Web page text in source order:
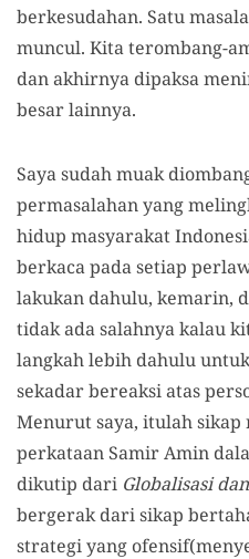
berkesudahan. Satu
muncul. Kita terombang-
dan akhirnya dipaksa
besar lainnya.
Saya sudah muak
permasalahan yang
hidup masyarakat
berkaca pada setiap
lakukan dahulu, kemarin,
tidak ada salahnya kalau
langkah lebih dahulu
sekadar bereaksi atas
Menurut saya, itulah
perkataan Samir Amin
dikutip dari Globalisasi
bergerak dari sikap
strategi yang